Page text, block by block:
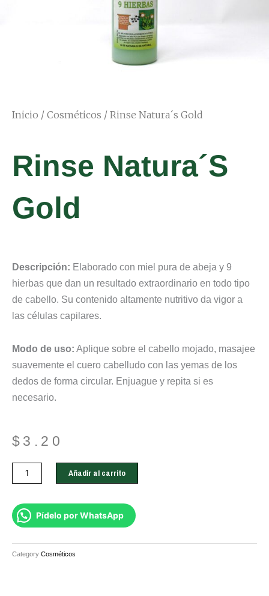
Inicio / Cosméticos / Rinse Natura´s Gold
Rinse Natura´s
Gold
Descripción: Elaborado con miel pura de abeja y 9
hierbas que dan un resultado extraordinario en todo tipo
de cabello. Su contenido altamente nutritivo da vigor a
las células capilares.
Modo de uso: Aplique sobre el cabello mojado, masajee
suavemente el cuero cabelludo con las yemas de los
dedos de forma circular. Enjuague y repita si es
necesario.
$ 3.20
Rinse
Natura
Gold
cantidad
Añadir al carrito
Pídelo por WhatsApp
Category Cosméticos